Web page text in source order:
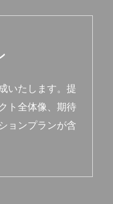
いたします。提
ト全体像、期待
ョンプランが含